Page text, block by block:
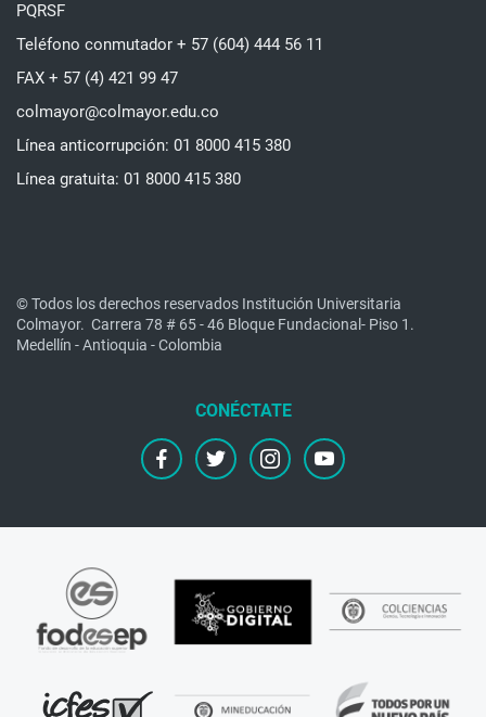
PQRSF
Teléfono conmutador + 57 (604) 444 56 11
FAX + 57 (4) 421 99 47
colmayor@colmayor.edu.co
Línea anticorrupción: 01 8000 415 380
Línea gratuita: 01 8000 415 380
© Todos los derechos reservados Institución Universitaria
Colmayor. Carrera 78 # 65 - 46 Bloque Fundacional- Piso 1.
Medellín - Antioquia - Colombia